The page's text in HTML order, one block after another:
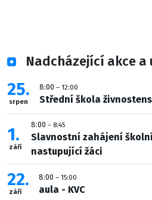
Nadcházející akce
25
srpen
8:00 – 12:00
Střední škola
1
září
8:00 – 8:45
Slavnostní zahájení
nastupující žáci
22
září
8:00 – 15:00
aula - KVC